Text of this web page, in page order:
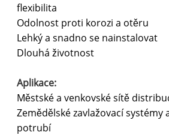
flexibilita
Odolnost proti korozi a otěru
Lehký a snadno se nainstalovat
Dlouhá životnost
Aplikace:
Městské a venkovské sítě
Zemědělské zavlažovací systémy
potrubí